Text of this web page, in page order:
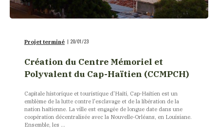
Projet terminé | 20/01/23
Création du Centre Mémoriel et
Polyvalent du Cap-Haïtien (CCMPCH)
Capitale historique et touristique d'Haïti, Cap-Haïtien est un
emblème de la lutte contre l'esclavage et de la libération de la
nation haïtienne. La ville est engagée de longue date dans une
coopération décentralisée avec la Nouvelle-Orléans, en Louisiane.
Ensemble, les ...